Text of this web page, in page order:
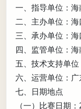
一、指导单位：
二、主办单位：
三、承办单位：
四、监管单位：
五、技术支持单
六、运营单位：
七、日期地点
（一）比赛日期